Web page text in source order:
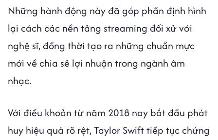
Những hành động này đã góp phần định hình
lại cách các nền tảng streaming đối xử với
nghệ sĩ, đồng thời tạo ra những chuẩn mực
mới về chia sẻ lợi nhuận trong ngành âm
nhạc.
Với điều khoản từ năm 2018 nay bắt đầu phát
huy hiệu quả rõ rệt, Taylor Swift tiếp tục chứng